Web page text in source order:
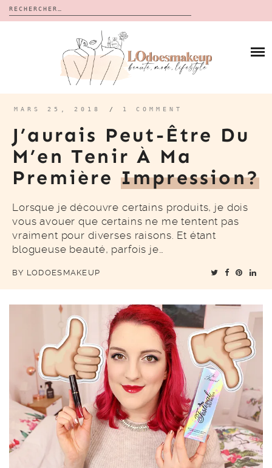
Rechercher :
CALENDRIERS DE L’AVENT
BON PLAN
À PROPOS
CONTACT
MARS 25, 2018 / 1 COMMENT
J’aurais Peut-Être Du
M’en Tenir À Ma
Première Impression?
Lorsque je découvre certains produits, je dois
vous avouer que certains ne me tentent pas
vraiment pour diverses raisons. Et étant
blogueuse beauté, parfois je…
BY LODOESMAKEUP